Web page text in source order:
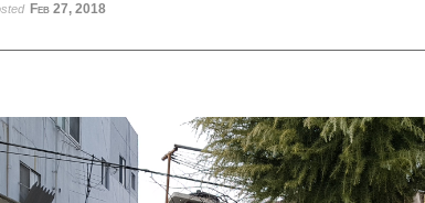
Feb 27, 2018